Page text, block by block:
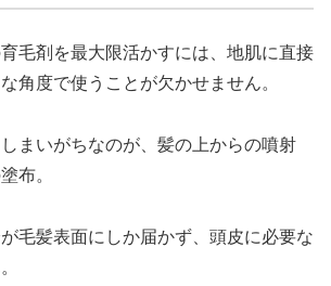
毛剤を最大限活かすには、地肌に直接
角度で使うことが欠かせません。
まいがちなのが、髪の上からの噴射
布。
毛髪表面にしか届かず、頭皮に必要な